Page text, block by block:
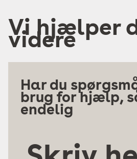
Vi hjælper
videre
Har du
brug for hjælp,
endelig
her